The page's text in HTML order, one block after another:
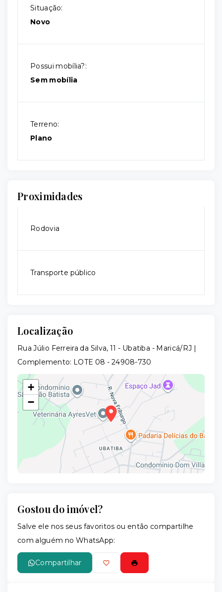
Situação:
Novo
Possui mobília?:
Sem mobília
Terreno:
Plano
Proximidades
Rodovia
Transporte público
Localização
Rua Júlio Ferreira da Silva, 11 - Ubatiba - Maricá/RJ |
Complemento: LOTE 08 - 24908-730
+
−
Gostou do imóvel?
Salve ele nos seus favoritos ou então compartilhe
com alguém no WhatsApp:
Compartilhar